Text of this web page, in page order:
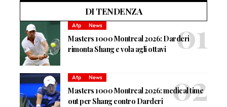
DI TENDENZA
Atp News
Masters 1000 Montreal 2026: Darderi
rimonta Shang e vola agli ottavi
Atp News
Masters 1000 Montreal 2026: medical time
out per Shang contro Darderi